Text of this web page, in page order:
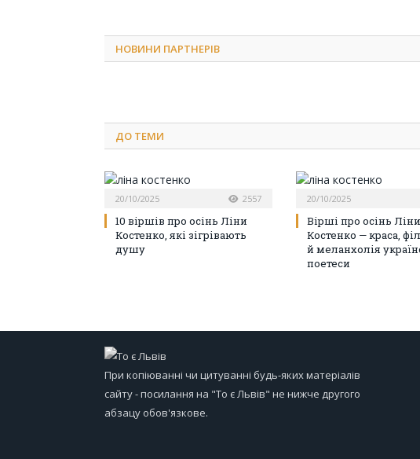
НОВИНИ ПАРТНЕРІВ
ДО ТЕМИ
20/10/2025 2557
10 віршів про осінь Ліни
Костенко, які зігрівають
душу
20/10/2025
Вірші про осінь Ліни
Костенко — краса,
й меланхолія
поетеси
При копіюванні чи цитуванні будь-яких матеріалів
сайту - посилання на "То є Львів" не нижче другого
абзацу обов'язкове.